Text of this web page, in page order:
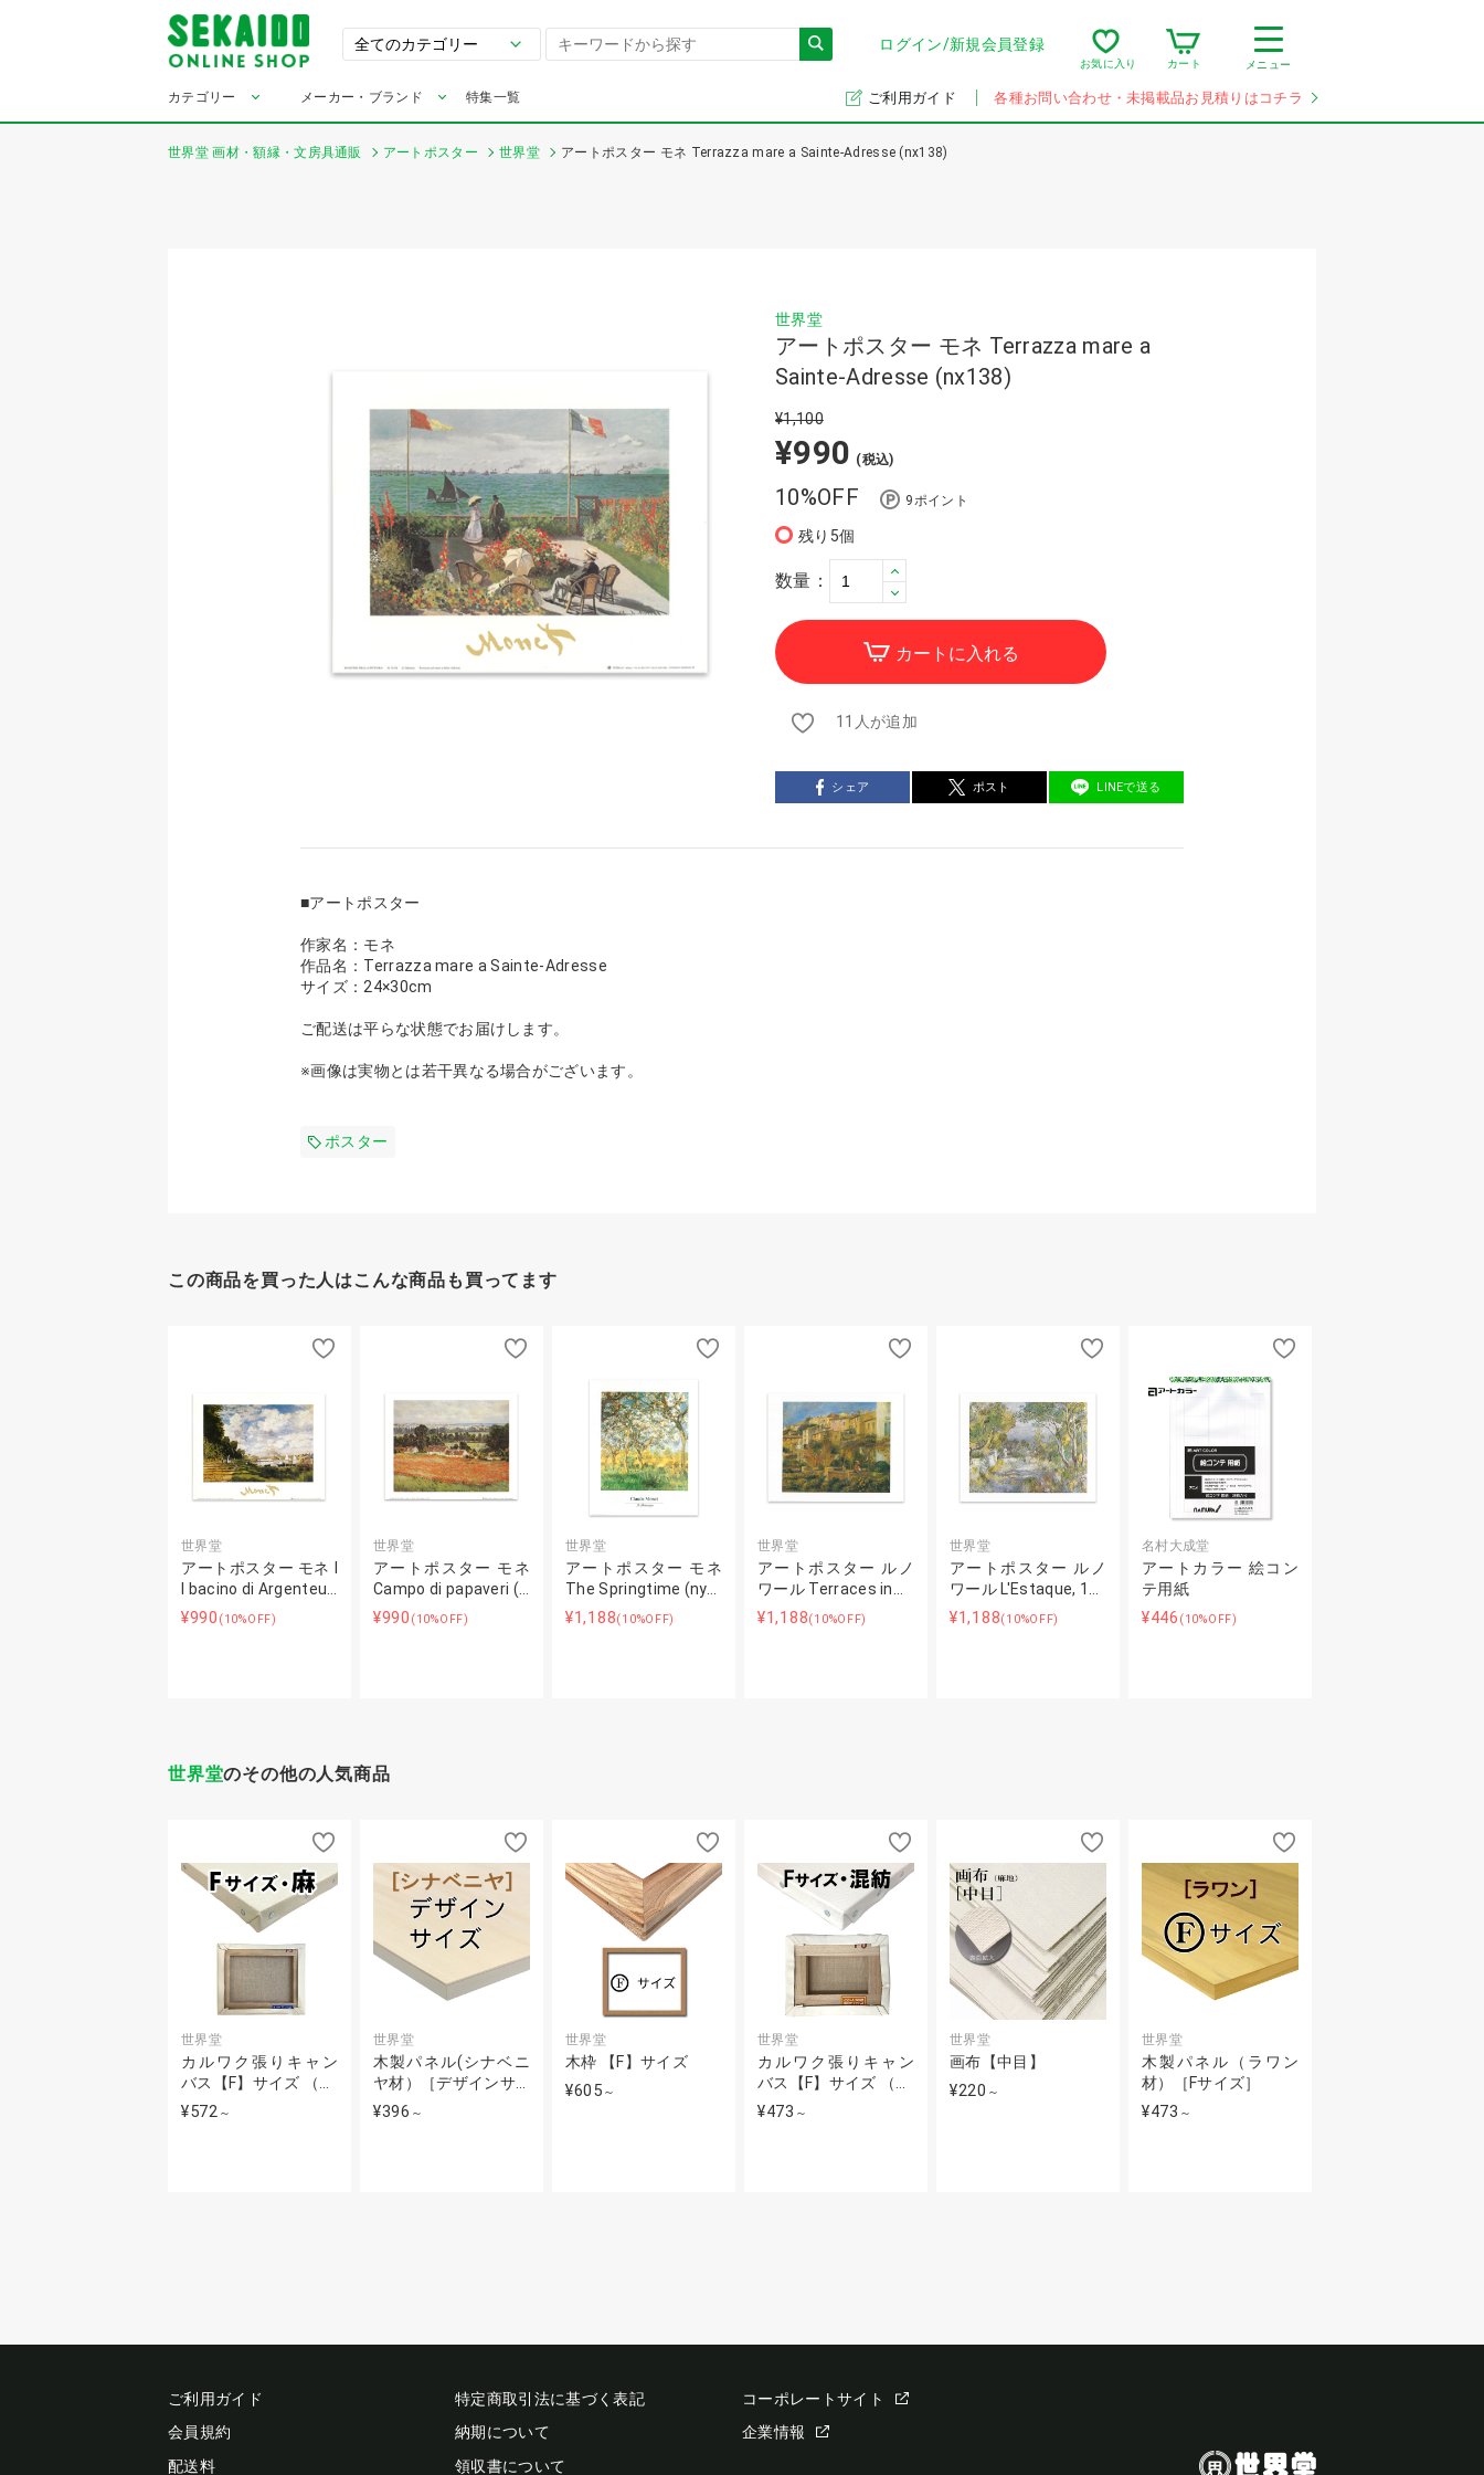
ログイン/新規会員登録
お気に入り カート メニュー
カテゴリー メーカー・ブランド 特集一覧 ご利用ガイド 各種お問い合わせ・未掲載品お見積りはコチラ
世界堂 画材・額縁・文房具通販 アートポスター 世界堂 アートポスター モネ Terrazza mare a Sainte-Adresse (nx138)
世界堂
アートポスター モネ Terrazza mare a
Sainte-Adresse (nx138)
¥1,100
¥990 (税込)
10%OFF 9ポイント
残り5個
数量：
カートに入れる
11人が追加
シェア ポスト LINEで送る
■アートポスター
作家名：モネ
作品名：Terrazza mare a Sainte-Adresse
サイズ：24×30cm
ご配送は平らな状態でお届けします。
※画像は実物とは若干異なる場合がございます。
ポスター
この商品を買った人はこんな商品も買ってます
世界堂
アートポスター モネ I
l bacino di Argenteu…
¥990 (10%OFF)
世界堂
アートポスター モネ
Campo di papaveri (…
¥990 (10%OFF)
世界堂
アートポスター モネ
The Springtime (ny…
¥1,188(10%OFF)
世界堂
アートポスター ルノ
ワール Terraces in…
¥1,188(10%OFF)
世界堂
アートポスター ルノ
ワール L'Estaque, 1…
¥1,188(10%OFF)
名村大成堂
アートカラー 絵コン
テ用紙
¥446 (10%OFF)
世界堂のその他の人気商品
世界堂
カルワク張りキャン
バス【F】サイズ （…
¥572 ～
世界堂
木製パネル(シナベニ
ヤ材）［デザインサ…
¥396 ～
世界堂
木枠 【F】サイズ
¥605 ～
世界堂
カルワク張りキャン
バス【F】サイズ （…
¥473 ～
世界堂
画布【中目】
¥220 ～
世界堂
木製パネル（ラワン
材）［Fサイズ］
¥473 ～
ご利用ガイド
会員規約
配送料
特定商取引法に基づく表記
納期について
領収書について
コーポレートサイト
企業情報